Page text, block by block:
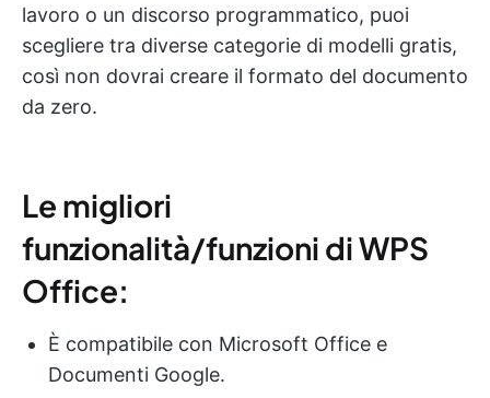
lavoro o un discorso programmatico, puoi
scegliere tra diverse categorie di modelli gratis,
così non dovrai creare il formato del documento
da zero.
Le migliori
funzionalità/funzioni di WPS
Office:
È compatibile con Microsoft Office e
Documenti Google.